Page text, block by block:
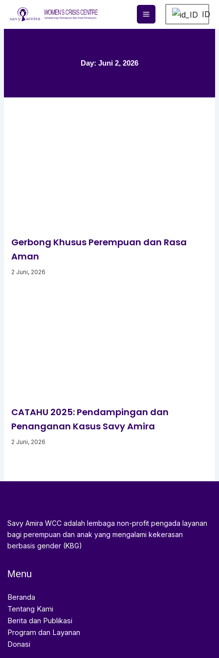
Lewati
konten
ID
Day: Juni 2, 2026
Gerbong Khusus Perempuan dan Rasa
Aman
2 Juni, 2026
CATAHU 2025: Pendampingan dan
Penanganan Kasus Savy Amira
2 Juni, 2026
Savy Amira WCC adalah lembaga non-profit pengada layanan
bagi perempuan dan anak yang mengalami kekerasan
berbasis gender (KBG)
Menu
Beranda
Tentang Kami
Berita dan Publikasi
Program dan Layanan
Donasi